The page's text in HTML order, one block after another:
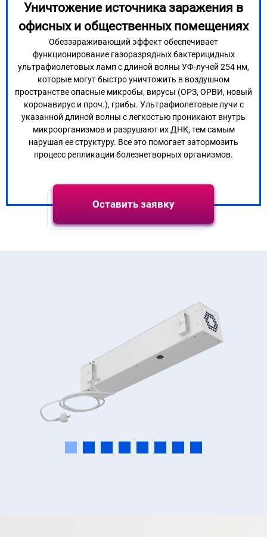
Уничтожение источника заражения в
офисных и общественных помещениях
Обеззараживающий эффект обеспечивает
функционирование газоразрядных бактерицидных
ультрафиолетовых ламп с длиной волны УФ-лучей 254 нм,
которые могут быстро уничтожить в воздушном
пространстве опасные микробы, вирусы (ОРЗ, ОРВИ, новый
коронавирус и проч.), грибы. Ультрафиолетовые лучи с
указанной длиной волны с легкостью проникают внутрь
микроорганизмов и разрушают их ДНК, тем самым
нарушая ее структуру. Все это помогает затормозить
процесс репликации болезнетворных организмов.
Оставить заявку